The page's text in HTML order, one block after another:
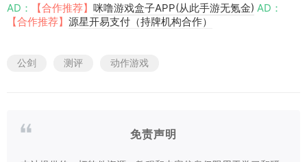
AD： 【合作推荐】 咪噜游戏盒子APP(从此手游无氪金) AD：
【合作推荐】 源星开易支付（持牌机构合作）
公剑 测评 动作游戏
免责声明